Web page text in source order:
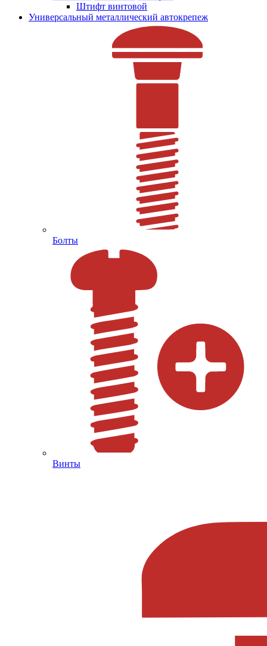
Штифт винтовой
Универсальный металлический автокрепеж
Болты
Винты